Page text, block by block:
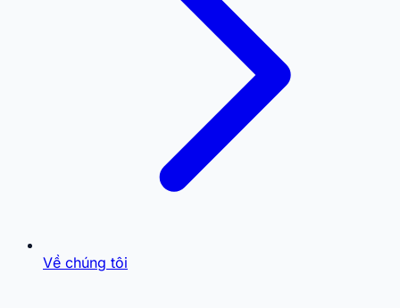
Về chúng tôi